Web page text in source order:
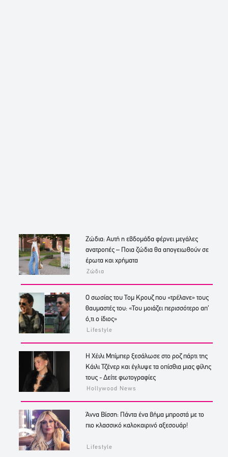
Ζώδια: Αυτή η εβδομάδα φέρνει μεγάλες
ανατροπές – Ποια ζώδια θα απογειωθούν σε
έρωτα και χρήματα
Ζώδια
Ο σωσίας του Τομ Κρουζ που «τρέλανε» τους
θαυμαστές του: «Του μοιάζει περισσότερο απ’
ό,τι ο ίδιος»
Lifestyle
Η Χέιλι Μπίμπερ ξεσάλωσε στο ροζ πάρτι της
Κάιλι Τζένερ και έγλυψε τα οπίσθια μιας φίλης
τους - Δείτε φωτογραφίες
Hollywood News
Άννα Βίσση: Πάντα ένα βήμα μπροστά με το
πιο κλασσικό καλοκαιρινό αξεσουάρ!
Lifestyle